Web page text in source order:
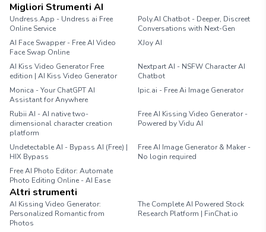
Migliori Strumenti AI
Undress.App - Undress ai Free
Online Service
Poly.AI Chatbot - Deeper, Discreet
Conversations with Next-Gen
AI Face Swapper - Free AI Video
Face Swap Online
XJoy AI
AI Kiss Video Generator Free
edition | AI Kiss Video Generator
Nextpart AI - NSFW Character AI
Chatbot
Monica - Your ChatGPT AI
Assistant for Anywhere
Ipic.ai - Free Ai Image Generator
Rubii AI - AI native two-
dimensional character creation
platform
Free AI Kissing Video Generator -
Powered by Vidu AI
Undetectable AI - Bypass AI (Free) |
HIX Bypass
Free AI Image Generator & Maker -
No login required
Free AI Photo Editor: Automate
Photo Editing Online - AI Ease
Altri strumenti
AI Kissing Video Generator:
Personalized Romantic from
Photos
The Complete AI Powered Stock
Research Platform | FinChat.io